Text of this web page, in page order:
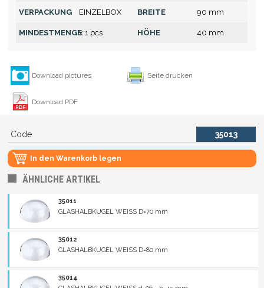
VERPACKUNG EINZELBOX BREITE 90 mm
MINDESTMENGEx 1 pcs HÖHE 40 mm
Download pictures Seite drucken
Download PDF
Code 35013
In den Warenkorb legen
ÄHNLICHE ARTIKEL
35011
GLASHALBKUGEL WEISS D=70 mm
35012
GLASHALBKUGEL WEISS D=80 mm
35014